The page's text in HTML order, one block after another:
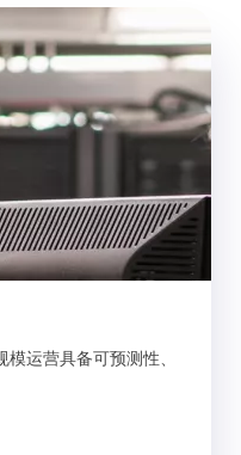
运营具备可预测性、